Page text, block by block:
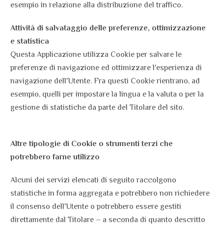
esempio in relazione alla distribuzione del traffico.
Attività di salvataggio delle preferenze, ottimizzazione
e statistica
Questa Applicazione utilizza Cookie per salvare le
preferenze di navigazione ed ottimizzare l'esperienza di
navigazione dell'Utente. Fra questi Cookie rientrano, ad
esempio, quelli per impostare la lingua e la valuta o per la
gestione di statistiche da parte del Titolare del sito.
Altre tipologie di Cookie o strumenti terzi che
potrebbero farne utilizzo
Alcuni dei servizi elencati di seguito raccolgono
statistiche in forma aggregata e potrebbero non richiedere
il consenso dell'Utente o potrebbero essere gestiti
direttamente dal Titolare – a seconda di quanto descritto